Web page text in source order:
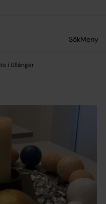
SökMeny
i Ullånger